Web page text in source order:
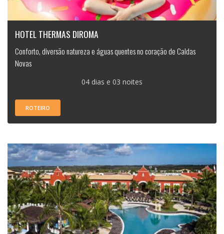
HOTEL THERMAS DIROMA
Conforto, diversão natureza e águas quentes no coração de Caldas
Novas
04 dias e 03 noites
ROTEIRO